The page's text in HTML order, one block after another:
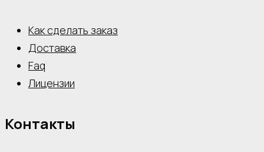
Как сделать заказ
Доставка
Faq
Лицензии
Контакты